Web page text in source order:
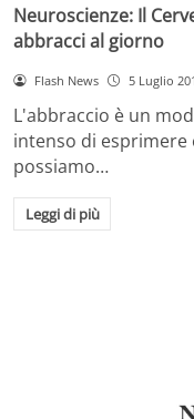
Neuroscienze: Il
abbracci al giorno
Flash News 5 Luglio
L'abbraccio è un
intenso di
possiamo…
Leggi di più